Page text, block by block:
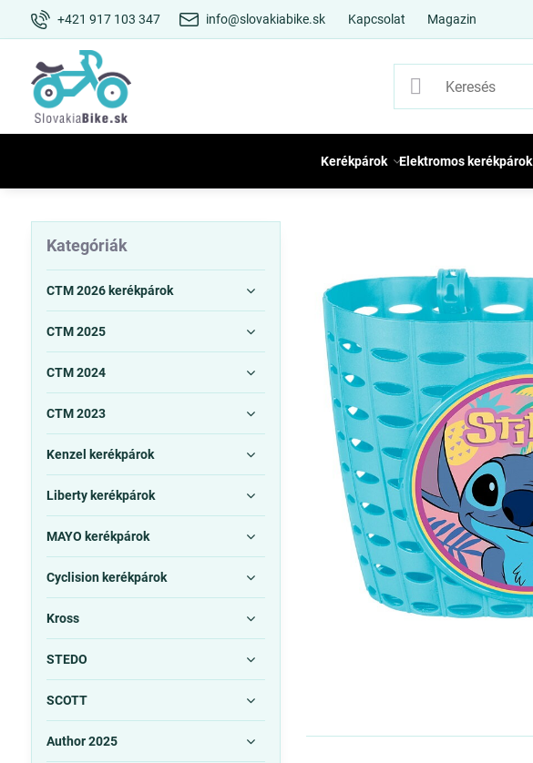
+421 917 103 347 info@slovakiabike.sk Kapcsolat Magazin
Kerékpárok Elektromos kerékpárok
Kategóriák
CTM 2026 kerékpárok
CTM 2025
CTM 2024
CTM 2023
Kenzel kerékpárok
Liberty kerékpárok
MAYO kerékpárok
Cyclision kerékpárok
Kross
STEDO
SCOTT
Author 2025